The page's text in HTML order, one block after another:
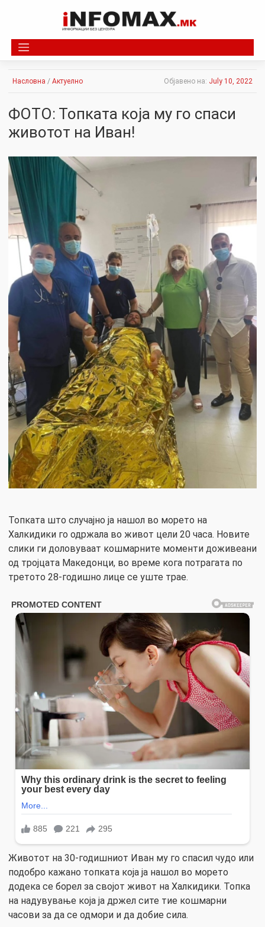
Насловна / Актуелно Објавено на: July 10, 2022
ФОТО: Топката која му го спаси
животот на Иван!
Топката што случајно ја нашол во морето на
Халкидики го одржала во живот цели 20 часа. Новите
слики ги доловуваат кошмарните моменти доживеани
од тројцата Македонци, во време кога потрагата по
третото 28-годишно лице се уште трае.
Животот на 30-годишниот Иван му го спасил чудо или
подобро кажано топката која ја нашол во морето
додека се борел за својот живот на Халкидики. Топка
на надувување која ја држел сите тие кошмарни
часови за да се одмори и да добие сила.